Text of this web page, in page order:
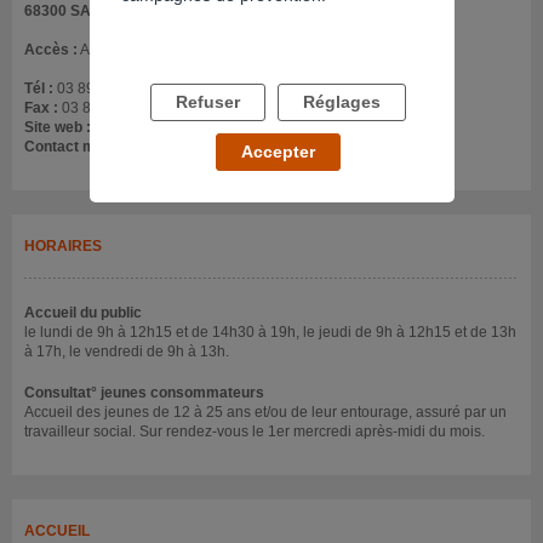
68300 SAINT LOUIS
Accès : A coté de l'entrepôt Métro Car
Tél : 03 89 70 14 14
Fax : 03 89 70 90 99
Site web :
www.le-cap.org
Contact mail :
stlouis@le-cap.org
HORAIRES
Accueil du public
le lundi de 9h à 12h15 et de 14h30 à 19h, le jeudi de 9h à 12h15 et de 13h
à 17h, le vendredi de 9h à 13h.
Consultat° jeunes consommateurs
Accueil des jeunes de 12 à 25 ans et/ou de leur entourage, assuré par un
travailleur social. Sur rendez-vous le 1er mercredi après-midi du mois.
ACCUEIL
Refuser Réglages
Accepter